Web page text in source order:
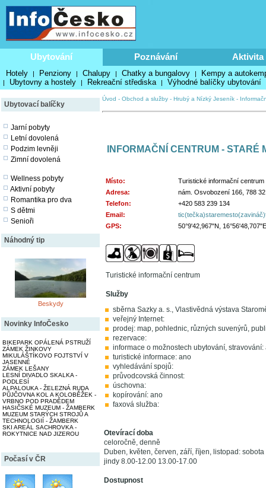
Ubytování Poznávání Aktivita
Hotely | Penziony | Chalupy | Chatky a bungalovy | Kempy a
| Ubytovny a hostely | Rekreační střediska | Výhodné balíčky ubytování
Ubytovací balíčky
Jarní pobyty
Letní dovolená
Podzim levněji
Zimní dovolená
Wellness pobyty
Aktivní pobyty
Romantika pro dva
S dětmi
Senioři
Náhodný tip
Beskydy
Novinky InfoČesko
BIKEPARK OPÁLENÁ PSTRUŽÍ
ZÁMEK ŽINKOVY
MIKULÁŠTÍKOVO FOJTSTVÍ V
JASENNÉ
ZÁMEK LEŠANY
LESNÍ DIVADLO SKALKA -
PODLESÍ
ALPALOUKA - ŽELEZNÁ RUDA
PŮJČOVNA KOL A KOLOBĚŽEK -
VRBNO POD PRADĚDEM
HASIČSKÉ MUZEUM - ŽAMBERK
MUZEUM STARÝCH STROJŮ A
TECHNOLOGIÍ - ŽAMBERK
SKI AREÁL SACHROVKA -
ROKYTNICE NAD JIZEROU
Počasí v ČR
Úvod - Obchod a služby - Hrubý a Nízký Jeseník -
INFORMAČNÍ CENTRUM - STARÉ
Místo:
Turistické informační centrum
Adresa:
nám. Osvobození 166, 788
Telefon:
+420 583 239 134
Email:
GPS:
50°9'42,967"N, 16°56'48,707"E
Turistické informační centrum
Služby
sběrna Sazky a. s., Vlastivědná výstava
veřejný Internet:
prodej: map, pohlednic, různých suvenýrů,
rezervace:
informace o možnostech ubytování, stravování:
turistické informace: ano
vyhledávání spojů:
průvodcovská činnost:
úschovna:
kopírování: ano
faxová služba:
Otevírací doba
celoročně, denně
Duben, květen, červen, září, říjen, listopad:
jindy 8.00-12.00 13.00-17.00
Dostupnost